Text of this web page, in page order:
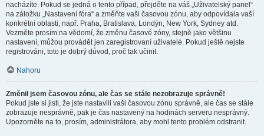
nacházíte. Pokud se jedná o tento případ, přejděte na váš „Uživatelský panel“
na záložku „Nastavení fóra“ a změňte vaši časovou zónu, aby odpovídala vaší
konkrétní oblasti, např. Praha, Bratislava, Londýn, New York, Sydney atd.
Vezměte prosím na vědomí, že změnu časové zóny, stejně jako většinu
nastavení, můžou provádět jen zaregistrovaní uživatelé. Pokud ještě nejste
registrováni, toto je dobrý důvod, proč tak učinit.
Nahoru
Změnil jsem časovou zónu, ale čas se stále nezobrazuje správně!
Pokud jste si jisti, že jste nastavili vaši časovou zónu správně, ale čas se stále
zobrazuje nesprávně, pak je čas nastavený na hodinách serveru nesprávný.
Upozorněte na to, prosím, administrátora, aby mohl tento problém odstranit.